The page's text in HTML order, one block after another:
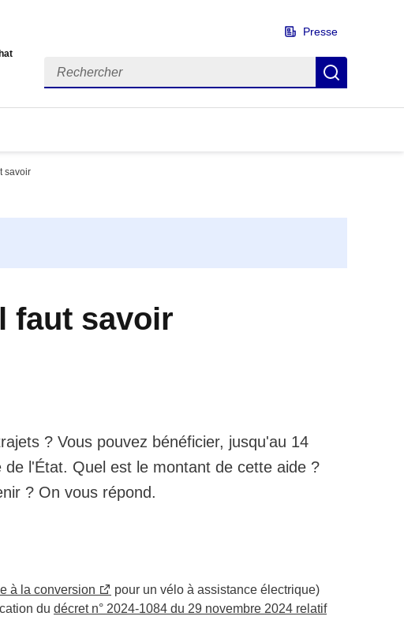
Presse
Rechercher
savoir
faut savoir
? Vous pouvez bénéficier, jusqu'au 14
l'État. Quel est le montant de cette aide ?
? On vous répond.
à la conversion pour un vélo à assistance électrique)
du décret n° 2024-1084 du 29 novembre 2024 relatif